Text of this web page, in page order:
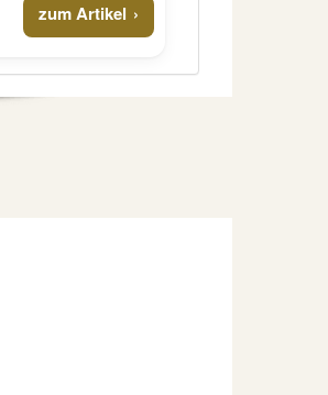
zum Artikel